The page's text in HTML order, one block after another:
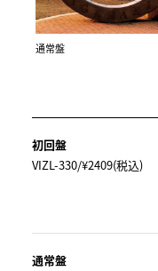
通常盤
初回盤
VIZL-330/¥2409(税込)
通常盤